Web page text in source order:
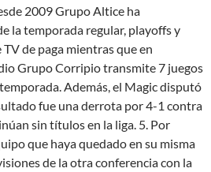
2009 Grupo Altice ha
la temporada regular, playoffs y
de paga mientras que en
Grupo Corripio transmite 7 juegos
Además, el Magic disputó
fue una derrota por 4-1 contra
sin títulos en la liga. 5. Por
que haya quedado en su misma
de la otra conferencia con la